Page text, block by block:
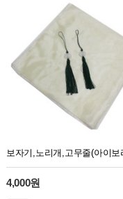
보자기,노리개,고무줄(아이보
4,000원